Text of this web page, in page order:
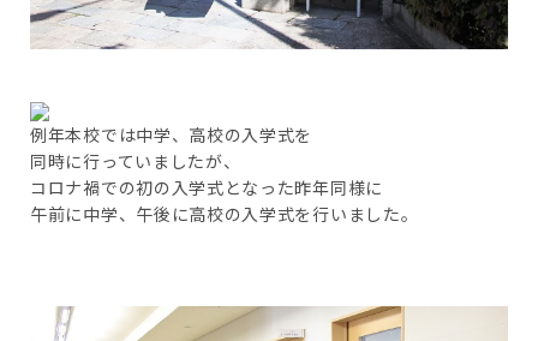
例年本校では中学、高校の入学式を
同時に行っていましたが、
コロナ禍での初の入学式となった昨年同様に
午前に中学、午後に高校の入学式を行いました。